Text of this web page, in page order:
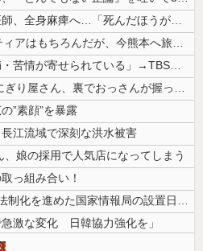
【九州名物】鶏刺し食べた医師、全身麻痺へ…「死んだほうが良かったと思っ...
鈴木紗理奈（49）「ボランティアはもちろんだが、今熊本へ旅行に行くこと...
熊本県知事「報道に強い不満・苦情が寄せられている」→TBSの報道特集が...
【画像】 例の美人すぎるおにぎり屋さん、裏でおっさんが握っていたｗｗｗ...
”素顔”を暴露
江流域で深刻な洪水被害
、娘の採用で人気店になってしまう
っ組み合い！
（ ´_ゝ`）中国「高市政権が法制化を進めた国家情報局の設置日が7月3...
激な変化 日韓協力強化を」